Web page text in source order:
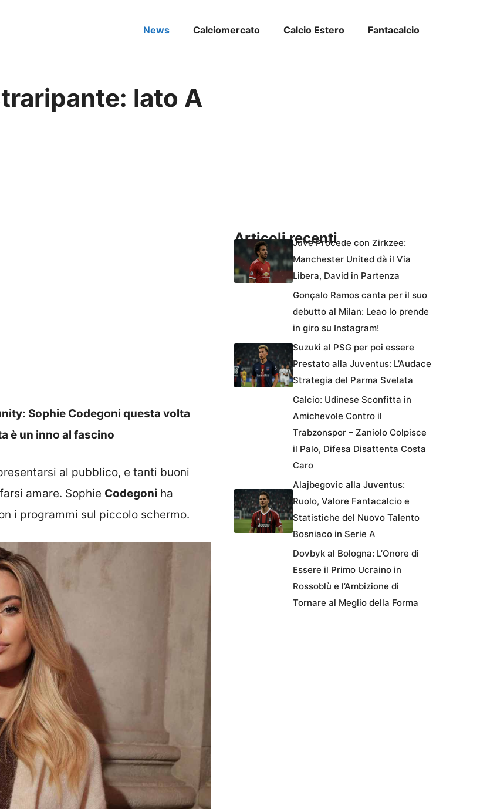
News Calciomercato Calcio Estero Fantacalcio
lato A
Sophie Codegoni questa volta
è un inno al fascino
al pubblico, e tanti buoni
amare. Sophie Codegoni ha
i programmi sul piccolo schermo.
Articoli recentiJuve Procede con Zirkzee:
Manchester United dà il Via
Libera, David in Partenza
Gonçalo Ramos canta per il suo
debutto al Milan: Leao lo prende
in giro su Instagram!
Suzuki al PSG per poi essere
Prestato alla Juventus: L’Audace
Strategia del Parma Svelata
Calcio: Udinese Sconfitta in
Amichevole Contro il
Trabzonspor – Zaniolo Colpisce
il Palo, Difesa Disattenta Costa
Caro
Alajbegovic alla Juventus:
Ruolo, Valore Fantacalcio e
Statistiche del Nuovo Talento
Bosniaco in Serie A
Dovbyk al Bologna: L’Onore di
Essere il Primo Ucraino in
Rossoblù e l’Ambizione di
Tornare al Meglio della Forma